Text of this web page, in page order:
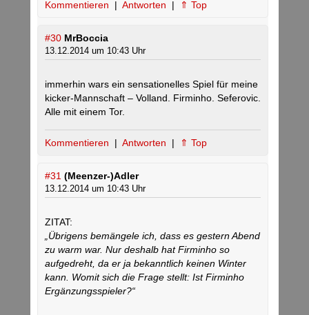
Kommentieren | Antworten | ⇑ Top
#30 MrBoccia
13.12.2014 um 10:43 Uhr
immerhin wars ein sensationelles Spiel für meine
kicker-Mannschaft – Volland. Firminho. Seferovic.
Alle mit einem Tor.
Kommentieren | Antworten | ⇑ Top
#31 (Meenzer-)Adler
13.12.2014 um 10:43 Uhr
ZITAT:
„Übrigens bemängele ich, dass es gestern Abend
zu warm war. Nur deshalb hat Firminho so
aufgedreht, da er ja bekanntlich keinen Winter
kann. Womit sich die Frage stellt: Ist Firminho
Ergänzungsspieler?“